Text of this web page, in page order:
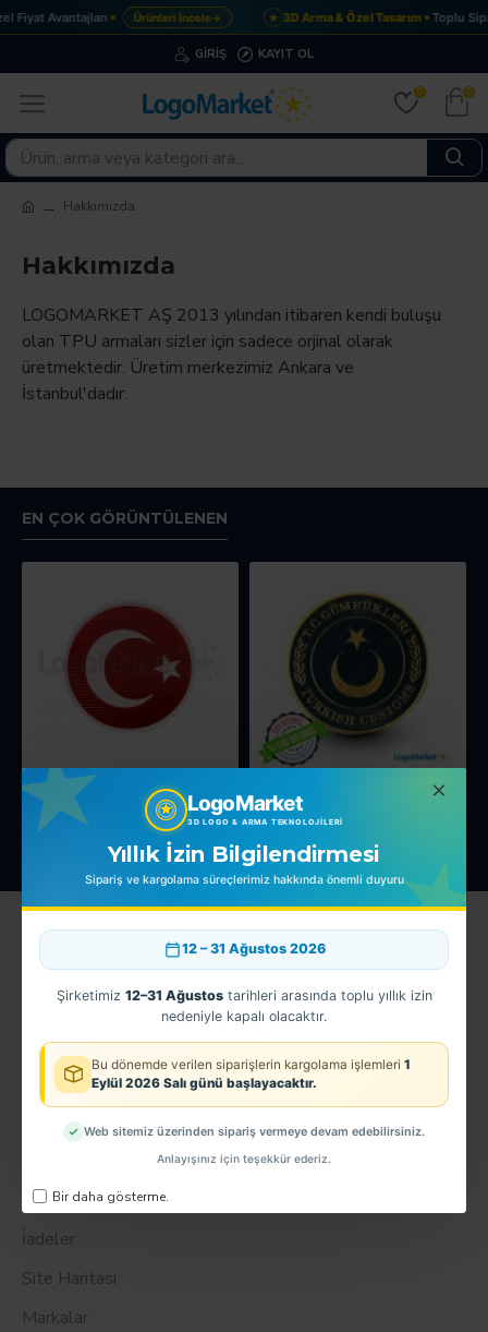
LogoMarket
3D LOGO & ARMA TEKNOLOJILERI
Yıllık İzin Bilgilendirmesi
Sipariş ve kargolama süreçlerimiz hakkında önemli duyuru
12 – 31 Ağustos 2026
Şirketimiz 12–31 Ağustostarihleri arasında toplu yıllık izin
nedeniyle kapalı olacaktır.
Bu dönemde verilen siparişlerin kargolama işlemleri 1
Eylül 2026 Salı günü başlayacaktır.
Web sitemiz üzerinden sipariş vermeye devam edebilirsiniz.
Anlayışınız için teşekkür ederiz.
Bir daha gösterme.
Fiyat Avantajları Ürünleri İncele→ ★ 3D Arma & Özel Tasarım Toplu
GIRIŞ KAYIT OL
0 0
Hakkımızda
Hakkımızda
LOGOMARKET AŞ 2013 yılından itibaren kendi buluşu
olan TPU armaları sizler için sadece orjinal olarak
üretmektedir. Üretim merkezimiz Ankara ve
İstanbul'dadır.
EN ÇOK GÖRÜNTÜLENEN
100,00TL 150,00TL
Hesabım
Hesabım
Ortaklar
Haber bülteni
Müşteri servisi
İletişim
İadeler
Site Haritası
Markalar